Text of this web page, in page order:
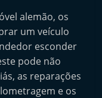
alemão, os
um veículo
esconder
pode não
as reparações
e os